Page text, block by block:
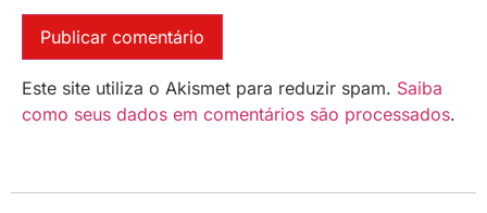
Este site utiliza o Akismet para reduzir spam. Saiba
como seus dados em comentários são processados.